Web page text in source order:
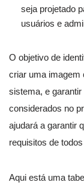
seja projetado
usuários e
O objetivo de
criar uma imagem
sistema, e
considerados no
ajudará a garantir
requisitos de
Aqui está uma